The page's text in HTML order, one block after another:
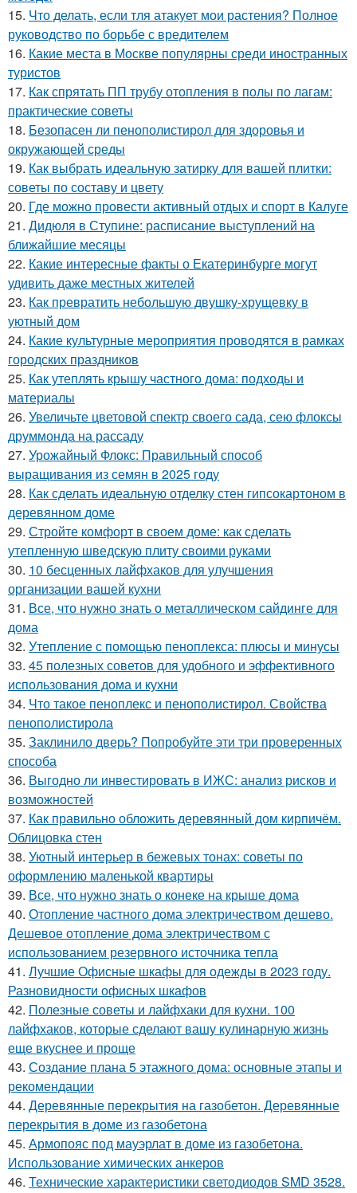
15. Что делать, если тля атакует мои растения? Полное
руководство по борьбе с вредителем
16. Какие места в Москве популярны среди иностранных
туристов
17. Как спрятать ПП трубу отопления в полы по лагам:
практические советы
18. Безопасен ли пенополистирол для здоровья и
окружающей среды
19. Как выбрать идеальную затирку для вашей плитки:
советы по составу и цвету
20. Где можно провести активный отдых и спорт в Калуге
21. Дидюля в Ступине: расписание выступлений на
ближайшие месяцы
22. Какие интересные факты о Екатеринбурге могут
удивить даже местных жителей
23. Как превратить небольшую двушку-хрущевку в
уютный дом
24. Какие культурные мероприятия проводятся в рамках
городских праздников
25. Как утеплять крышу частного дома: подходы и
материалы
26. Увеличьте цветовой спектр своего сада, сею флоксы
друммонда на рассаду
27. Урожайный Флокс: Правильный способ
выращивания из семян в 2025 году
28. Как сделать идеальную отделку стен гипсокартоном в
деревянном доме
29. Стройте комфорт в своем доме: как сделать
утепленную шведскую плиту своими руками
30. 10 бесценных лайфхаков для улучшения
организации вашей кухни
31. Все, что нужно знать о металлическом сайдинге для
дома
32. Утепление с помощью пеноплекса: плюсы и минусы
33. 45 полезных советов для удобного и эффективного
использования дома и кухни
34. Что такое пеноплекс и пенополистирол. Свойства
пенополистирола
35. Заклинило дверь? Попробуйте эти три проверенных
способа
36. Выгодно ли инвестировать в ИЖС: анализ рисков и
возможностей
37. Как правильно обложить деревянный дом кирпичём.
Облицовка стен
38. Уютный интерьер в бежевых тонах: советы по
оформлению маленькой квартиры
39. Все, что нужно знать о конеке на крыше дома
40. Отопление частного дома электричеством дешево.
Дешевое отопление дома электричеством с
использованием резервного источника тепла
41. Лучшие Офисные шкафы для одежды в 2023 году.
Разновидности офисных шкафов
42. Полезные советы и лайфхаки для кухни. 100
лайфхаков, которые сделают вашу кулинарную жизнь
еще вкуснее и проще
43. Создание плана 5 этажного дома: основные этапы и
рекомендации
44. Деревянные перекрытия на газобетон. Деревянные
перекрытия в доме из газобетона
45. Армопояс под мауэрлат в доме из газобетона.
Использование химических анкеров
46. Технические характеристики светодиодов SMD 3528.